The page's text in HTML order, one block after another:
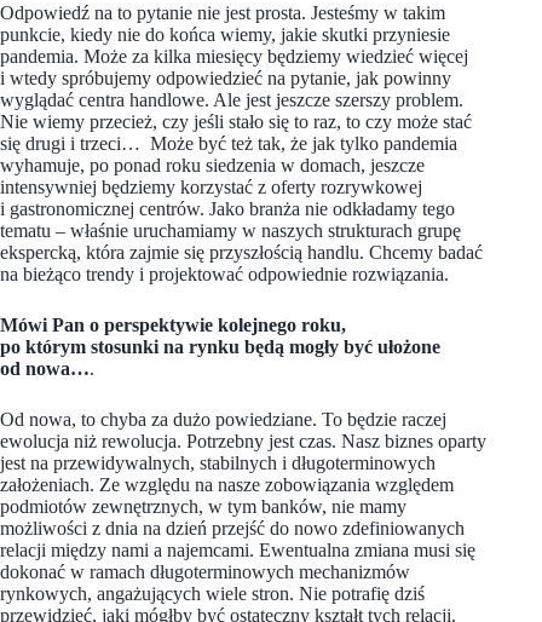
Odpowiedź na to pytanie nie jest prosta. Jesteśmy w takim
punkcie, kiedy nie do końca wiemy, jakie skutki przyniesie
pandemia. Może za kilka miesięcy będziemy wiedzieć więcej
i wtedy spróbujemy odpowiedzieć na pytanie, jak powinny
wyglądać centra handlowe. Ale jest jeszcze szerszy problem.
Nie wiemy przecież, czy jeśli stało się to raz, to czy może stać
się drugi i trzeci… Może być też tak, że jak tylko pandemia
wyhamuje, po ponad roku siedzenia w domach, jeszcze
intensywniej będziemy korzystać z oferty rozrywkowej
i gastronomicznej centrów. Jako branża nie odkładamy tego
tematu – właśnie uruchamiamy w naszych strukturach grupę
ekspercką, która zajmie się przyszłością handlu. Chcemy badać
na bieżąco trendy i projektować odpowiednie rozwiązania.
Mówi Pan o perspektywie kolejnego roku,
po którym stosunki na rynku będą mogły być ułożone
od nowa….
Od nowa, to chyba za dużo powiedziane. To będzie raczej
ewolucja niż rewolucja. Potrzebny jest czas. Nasz biznes oparty
jest na przewidywalnych, stabilnych i długoterminowych
założeniach. Ze względu na nasze zobowiązania względem
podmiotów zewnętrznych, w tym banków, nie mamy
możliwości z dnia na dzień przejść do nowo zdefiniowanych
relacji między nami a najemcami. Ewentualna zmiana musi się
dokonać w ramach długoterminowych mechanizmów
rynkowych, angażujących wiele stron. Nie potrafię dziś
przewidzieć, jaki mógłby być ostateczny kształt tych relacji.